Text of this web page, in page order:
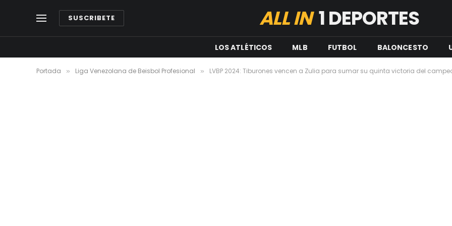
SUSCRIBETE ALL IN1 DEPORTES
LOS ATLÉTICOS MLB FUTBOL BALONCESTO
Portada » Liga Venezolana de Beisbol Profesional » LVBP 2024: Tiburones vencen a Zulia para sumar su quinta victoria del